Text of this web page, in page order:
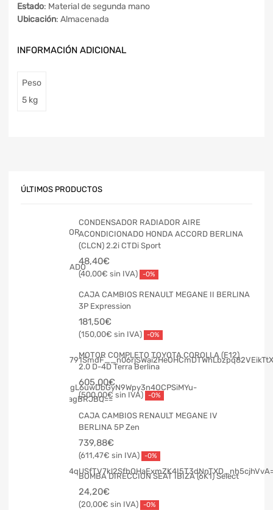
Estado: Material de segunda mano
Ubicación: Almacenada
INFORMACIÓN ADICIONAL
Peso
5 kg
ÚLTIMOS PRODUCTOS
CONDENSADOR RADIADOR AIRE
ACONDICIONADO HONDA ACCORD BERLINA
(CLCN) 2.2i CTDi Sport
48,40€
40,00€ -0%
CAJA CAMBIOS RENAULT MEGANE II BERLINA
3P Expression
181,50€
150,00€ -0%
MOTOR COMPLETO TOYOTA COROLLA (E12)
2.0 D-4D Terra Berlina
605,00€
500,00€ -0%
CAJA CAMBIOS RENAULT MEGANE IV
BERLINA 5P Zen
739,88€
611,47€ -0%
BOMBA DIRECCION SEAT IBIZA (6K1) Select
24,20€
20,00€ -0%